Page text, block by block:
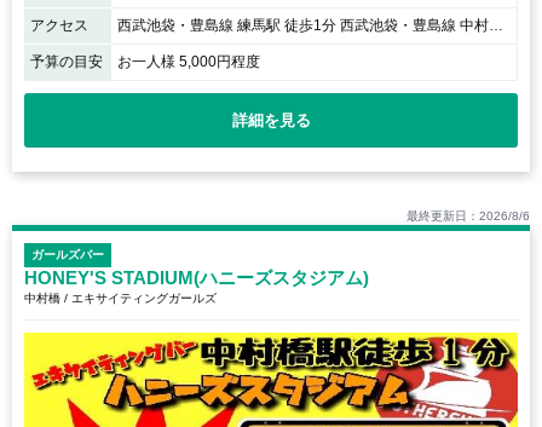
アクセス
予算の目安 お一人様 5,000円程度
詳細を見る
最終更新日：2026/8/6
ガールズバー
HONEY'S STADIUM(ハニーズスタジアム)
中村橋 / エキサイティングガールズ